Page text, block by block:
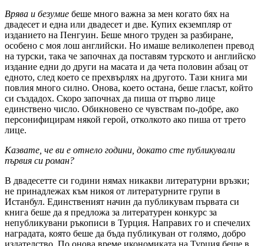
Врява и безумие беше много важна за мен когато бях на
двадесет и една или двадесет и две. Купих екземпляр от
изданието на Пенгуин. Беше много труден за разбиране,
особено с моя лош английски. Но имаше великолепен превод
на турски, така че започнах да поставям турското и английско
издание едни до други на масата и да чета половин абзац от
едното, след което се прехвърлях на другото. Тази книга ми
повлия много силно. Онова, което остана, беше гласът, който
си създадох. Скоро започнах да пиша от първо лице
единствено число. Обикновено се чувствам по-добре, ако
персонифицирам някой герой, отколкото ако пиша от трето
лице.
Казвате, че ви е отнело години, докато сте публикували
първия си роман?
В двадесетте си години нямах никакви литературни връзки;
не принадлежах към никоя от литературните групи в
Истанбул. Единственият начин да публикувам първата си
книга беше да я предложа за литературен конкурс за
непубликувани ръкописи в Турция. Направих го и спечелих
наградата, която беше да бъда публикуван от голямо, добро